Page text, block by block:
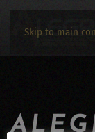
Skip to main